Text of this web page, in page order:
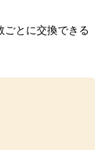
とに交換できる